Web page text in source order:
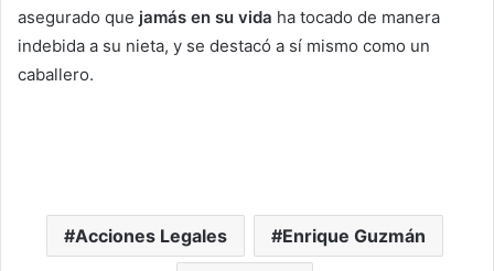
asegurado que jamás en su vida ha tocado de manera
indebida a su nieta, y se destacó a sí mismo como un
caballero.
Acciones Legales Enrique Guzmán